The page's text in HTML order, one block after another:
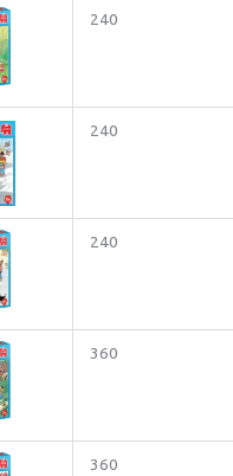
240
240
240
360
360